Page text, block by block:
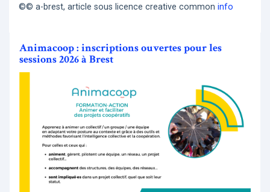
©© a-brest, article sous licence creative common info
Animacoop : inscriptions ouvertes pour les
sessions 2026 à Brest